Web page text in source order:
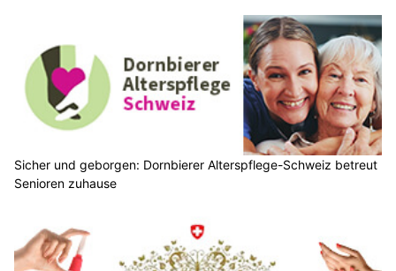
Sicher und geborgen: Dornbierer Alterspflege-Schweiz betreut
Senioren zuhause